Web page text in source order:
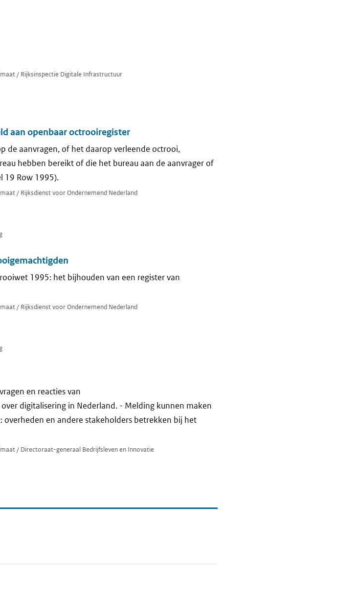
/ Rijksinspectie Digitale Infrastructuur
aan openbaar octrooiregister
de aanvragen, of het daarop verleende octrooi,
hebben bereikt of die het bureau aan de aanvrager of
19 Row 1995).
/ Rijksdienst voor Ondernemend Nederland
1995: het bijhouden van een register van
/ Rijksdienst voor Ondernemend Nederland
en reacties van
digitalisering in Nederland. - Melding kunnen maken
overheden en andere stakeholders betrekken bij het
/ Directoraat-generaal Bedrijfsleven en Innovatie